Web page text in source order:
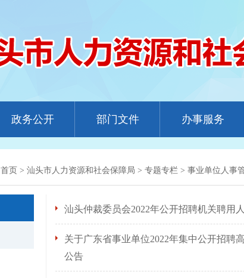
政务公开 部门文件 办事服务
首页 > 汕头市人力资源和社会保障局 > 专题专栏 > 事业单位人事
汕头仲裁委员会2022年公开招聘机关聘用
关于广东省事业单位2022年集中公开招聘
公告